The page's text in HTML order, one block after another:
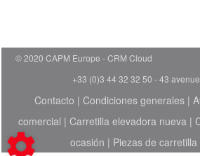
© 2020 CAPM Europe
CRM Cloud
+33 (0)3 44 32 32 50 - 43
Contacto | Condiciones generales |
comercial | Carretilla elevadora nueva |
ocasión | Piezas de